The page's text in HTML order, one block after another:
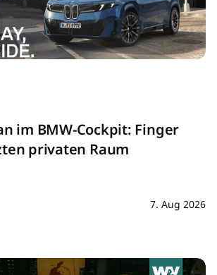
im BMW-Cockpit: Finger
privaten Raum
7. Aug 2026